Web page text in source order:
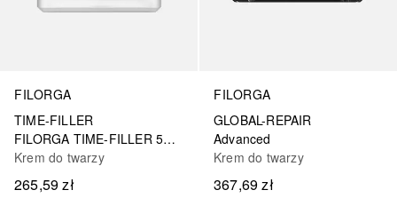
FILORGA
TIME-FILLER
FILORGA TIME-FILLER 5XP CREME-GEL
Krem do twarzy
265,59 zł
FILORGA
GLOBAL-REPAIR
Advanced
Krem do twarzy
367,69 zł